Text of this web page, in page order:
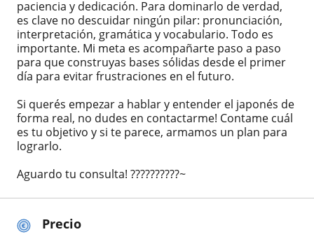
Precio
paciencia y dedicación. Para dominarlo de verdad,
es clave no descuidar ningún pilar: pronunciación,
interpretación, gramática y vocabulario. Todo es
importante. Mi meta es acompañarte paso a paso
para que construyas bases sólidas desde el primer
día para evitar frustraciones en el futuro.
Si querés empezar a hablar y entender el japonés de
forma real, no dudes en contactarme! Contame cuál
es tu objetivo y si te parece, armamos un plan para
lograrlo.
Aguardo tu consulta! ??????????~